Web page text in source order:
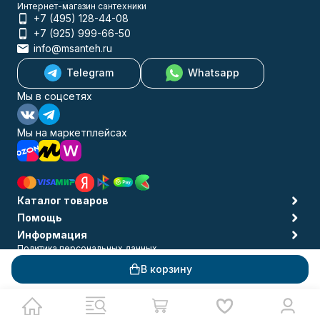
В корзину
Интернет-магазин сантехники
+7 (495) 128-44-08
+7 (925) 999-66-50
info@msanteh.ru
Telegram
Whatsapp
Мы в соцсетях
Мы на маркетплейсах
Каталог товаров
Помощь
Информация
Политика персональных данных
© 2009-2026 MSANTEH